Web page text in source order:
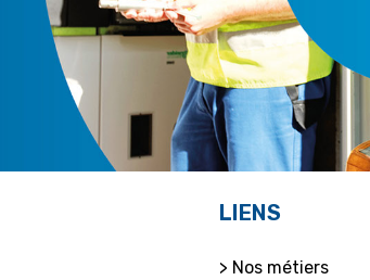
LIENS
> Nos métiers